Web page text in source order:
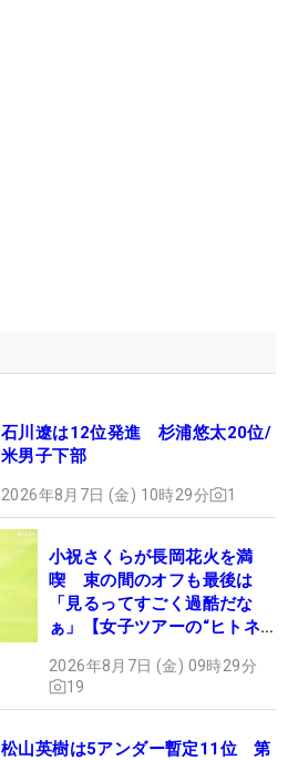
石川遼は12位発進 杉浦悠太20位/
米男子下部
2026年8月7日 (金) 10時29分 1
小祝さくらが長岡花火を満
喫 束の間のオフも最後は
「見るってすごく過酷だな
ぁ」【女子ツアーの“ヒトネ
2026年8月7日 (金) 09時29分
19
松山英樹は5アンダー暫定11位 第